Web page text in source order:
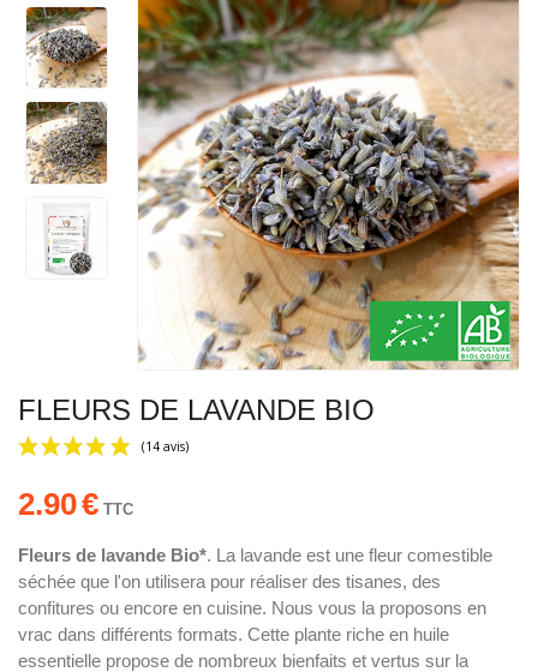
FLEURS DE LAVANDE BIO
(14 avis)
2.90€ TTC
Fleurs de lavande Bio*. La lavande est une fleur comestible
séchée que l'on utilisera pour réaliser des tisanes, des
confitures ou encore en cuisine. Nous vous la proposons en
vrac dans différents formats. Cette plante riche en huile
essentielle propose de nombreux bienfaits et vertus sur la